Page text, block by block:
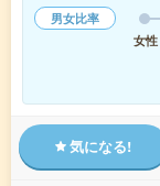
男女比率
女性
気になる!